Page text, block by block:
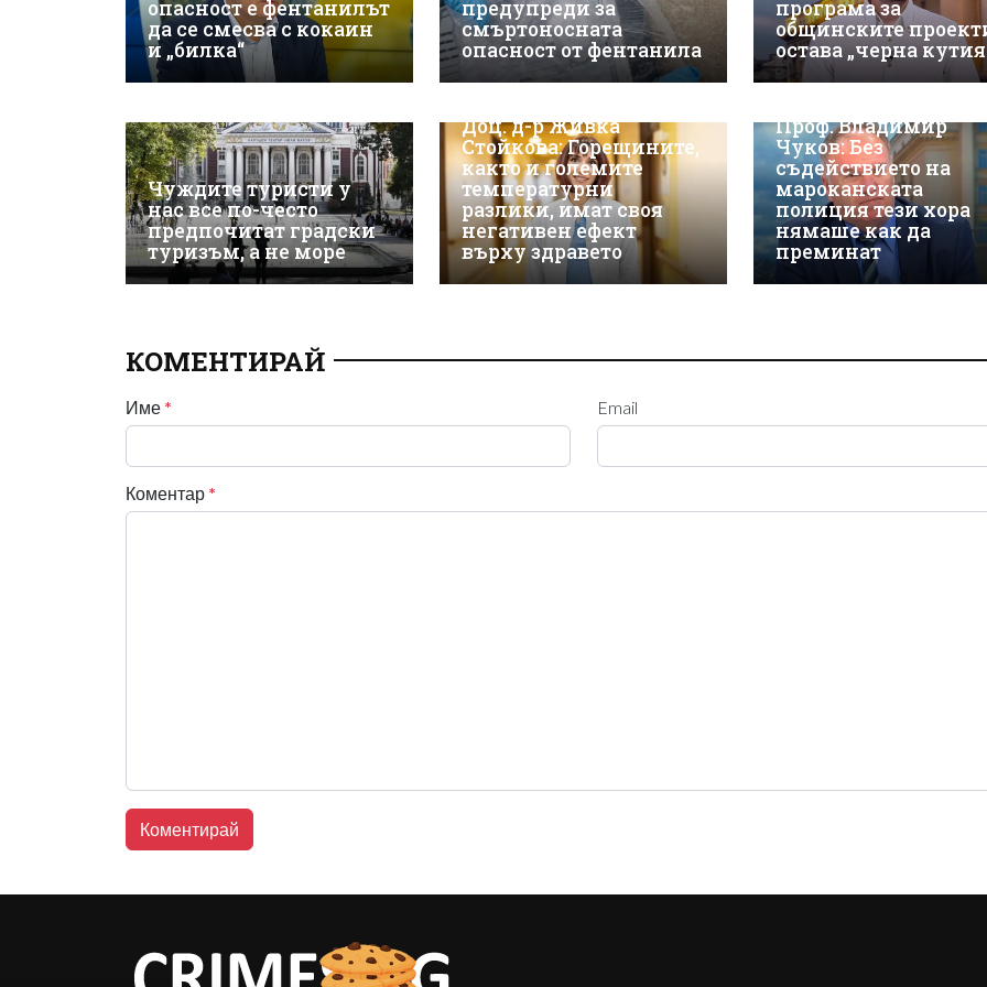
опасност е фентанилът
да се смесва с кокаин
и „билка“
предупреди за
смъртоносната
опасност от фентанила
програма за
общинските
остава „черна кутия
Чуждите туристи у
нас все по-често
предпочитат градски
туризъм, а не море
Доц. д-р Живка
Стойкова: Горещините,
както и големите
температурни
разлики, имат своя
негативен ефект
върху здравето
Проф. Владимир
Чуков: Без
съдействието на
мароканската
полиция тези хора
нямаше как да
преминат
КОМЕНТИРАЙ
Име * Email
Коментар *